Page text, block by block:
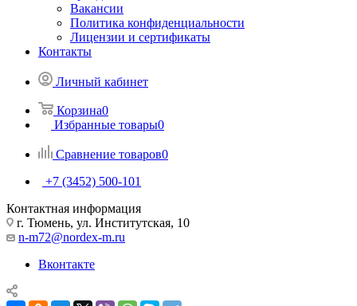
Вакансии
Политика конфиденциальности
Лицензии и сертификаты
Контакты
Личный кабинет
Корзина0
Избранные товары0
Сравнение товаров0
+7 (3452) 500-101
Контактная информация
г. Тюмень, ул. Институтская, 10
n-m72@nordex-m.ru
Вконтакте